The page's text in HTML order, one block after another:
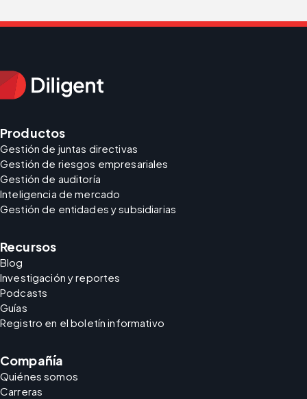
Productos
Gestión de juntas directivas
Gestión de riesgos empresariales
Gestión de auditoría
Inteligencia de mercado
Gestión de entidades y subsidiarias
Recursos
Blog
Investigación y reportes
Podcasts
Guías
Registro en el boletín informativo
Compañía
Quiénes somos
Carreras